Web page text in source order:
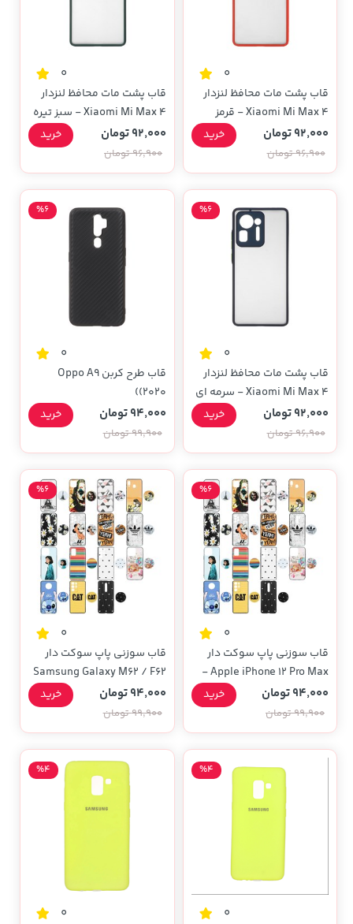
0
قاب پشت مات محافظ لنزدار
Xiaomi Mi Max 4 - قرمز
92,000 تومان
96,900 تومان
خرید
0
قاب پشت مات محافظ لنزدار
Xiaomi Mi Max 4 - سبز تیره
92,000 تومان
96,900 تومان
خرید
0
قاب پشت مات محافظ لنزدار
Xiaomi Mi Max 4 - سرمه ای
%6
92,000 تومان
96,900 تومان
خرید
0
قاب طرح کربن Oppo A9
(2020)
%6
94,000 تومان
99,900 تومان
خرید
0
قاب سوزنی پاپ سوکت دار
Apple iPhone 12 Pro Max -
(در طرح های مختلف)
%6
94,000 تومان
99,900 تومان
خرید
0
قاب سوزنی پاپ سوکت دار
Samsung Galaxy M62 / F62
- (در طرح های مختلف)
%6
94,000 تومان
99,900 تومان
خرید
0
%4
0
%4